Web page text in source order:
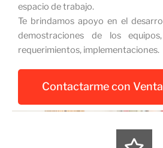
espacio de trabajo.
Te brindamos apoyo en el
demostraciones de los
requerimientos, implementaciones.
Contactarme con